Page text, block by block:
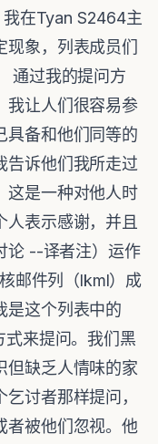
我在Tyan S2464主
现象，列表成员们
通过我的提问方
我让人们很容易参
具备和他们同等的
告诉他们我所走过
这是一种对他人时
人表示感谢，并且
论 --译者注）运作
邮件列（lkml）成
是这个列表中的
式来提问。我们黑
但缺乏人情味的家
讨者那样提问，
者被他们忽视。他